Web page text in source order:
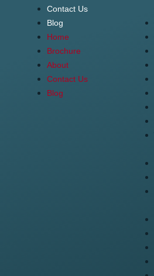
Contact Us
Blog
Home
Brochure
About
Contact Us
Blog